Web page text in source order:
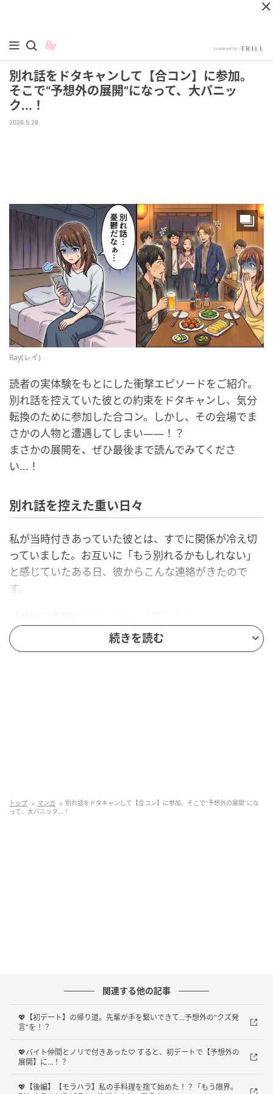
別れ話をドタキャンして【合コン】に参加。
そこで“予想外の展開”になって、大パニッ
ク...！
2026.5.28
Ray(レイ)
読者の実体験をもとにした衝撃エピソードをご紹介。
別れ話を控えていた彼との約束をドタキャンし、気分
転換のために参加した合コン。しかし、その会場でま
さかの人物と遭遇してしまい――！？
まさかの展開を、ぜひ最後まで読んでみてくださ
い...！
別れ話を控えた重い日々
私が当時付きあっていた彼とは、すでに関係が冷え切
っていました。お互いに「もう別れるかもしれない」
と感じていたある日、彼からこんな連絡がきたので
す。
別れ話をするための約束でした。
Ray(レイ)
続きを読む
トップ マンガ
別れ話をドタキャンして【合コン】に参加。そこで“予想外の展開”にな
って、大パニック...！
関連する他の記事
💖【初デート】の帰り道。先輩が手を繋いできて...予想外の“クズ発
言”を！？
💖バイト仲間とノリで付きあった♡ すると、初デートで【予想外の
展開】に...！？
💖【後編】【モラハラ】私の手料理を捨て始めた！？「もう限界。